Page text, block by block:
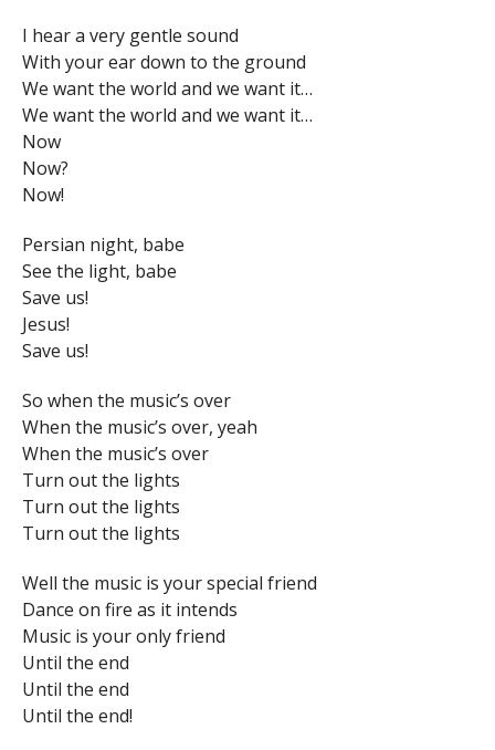
I hear a very gentle sound
With your ear down to the ground
We want the world and we want it…
We want the world and we want it…
Now
Now?
Now!
Persian night, babe
See the light, babe
Save us!
Jesus!
Save us!
So when the music’s over
When the music’s over, yeah
When the music’s over
Turn out the lights
Turn out the lights
Turn out the lights
Well the music is your special friend
Dance on fire as it intends
Music is your only friend
Until the end
Until the end
Until the end!